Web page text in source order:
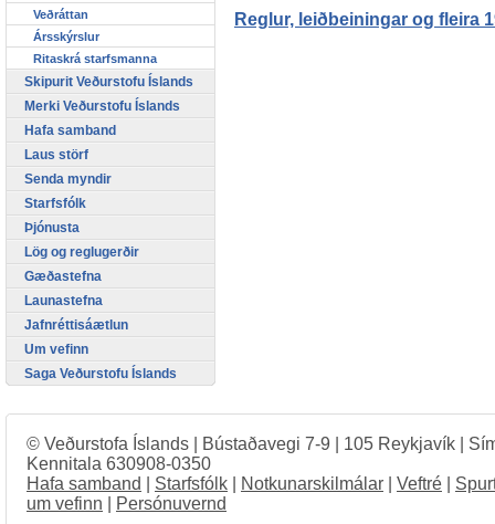
Reglur, leiðbeiningar og fleira
Veðráttan
Ársskýrslur
Ritaskrá starfsmanna
Skipurit Veðurstofu Íslands
Merki Veðurstofu Íslands
Hafa samband
Laus störf
Senda myndir
Starfsfólk
Þjónusta
Lög og reglugerðir
Gæðastefna
Launastefna
Jafnréttisáætlun
Um vefinn
Saga Veðurstofu Íslands
© Veðurstofa Íslands | Bústaðavegi 7-9 | 105 Reykjavík |
Kennitala 630908-0350
Hafa samband
Starfsfólk Notkunarskilmálar Veftré
um vefinn
Persónuvernd